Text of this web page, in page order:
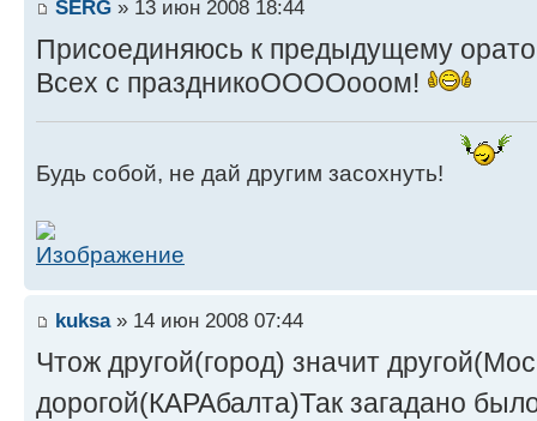
SERG » 13 июн 2008 18:44
Присоединяюсь к предыдущему
Всех с праздникоООООооом!
Будь собой, не дай другим засохнуть!
kuksa» 14 июн 2008 07:44
Чтож другой(город) значит
дорогой(КАРАбалта)Так загадано